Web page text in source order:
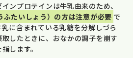
ンプロテインは牛乳由来のため、
ふたいしょう）の方は注意が必要 で
に含まれている乳糖を分解しづら
したときに、おなかの調子を崩す
します。